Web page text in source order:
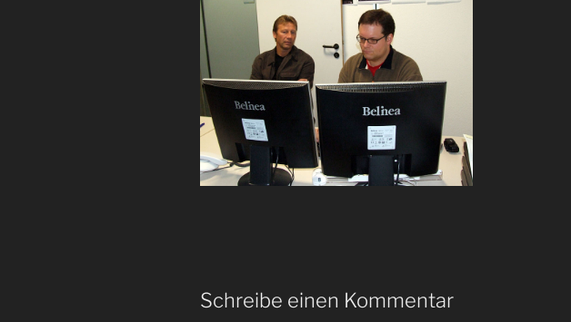
Schreibe einen Kommentar